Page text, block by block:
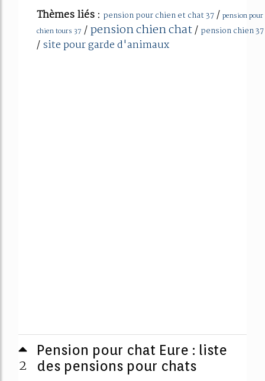
Thèmes liés : pension pour chien et chat 37/ pension pour
chien tours 37 /pension chien chat/ pension chien 37
/site pour garde d'animaux
2
Pension pour chat Eure : liste
des pensions pour chats